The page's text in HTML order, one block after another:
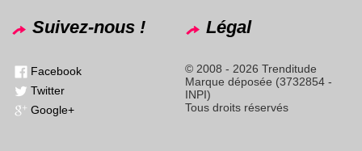
Suivez-nous !
Facebook
Twitter
Google+
Légal
© 2008 - 2026 Trenditude
Marque déposée (3732854 -
INPI)
Tous droits réservés